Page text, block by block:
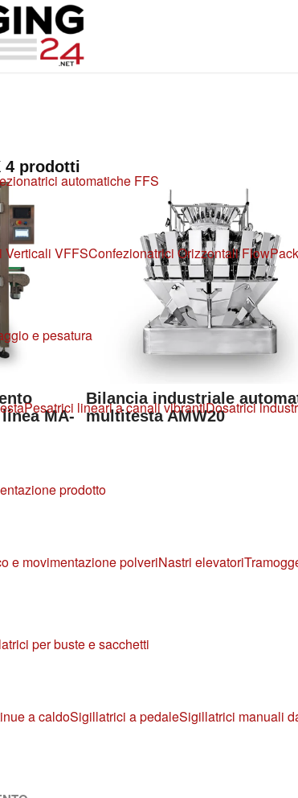
automatiche FFS
Verticali VFFSConfezionatrici Orizzontali
e pesatura
Pesatrici lineari a canali vibrantiDosatrici
prodotto
e movimentazione polveriNastri elevatori
per buste e sacchetti
a caldoSigillatrici a pedaleSigillatrici manuali
4 prodotti
MA-
Bilancia industriale
multitesta AMW20